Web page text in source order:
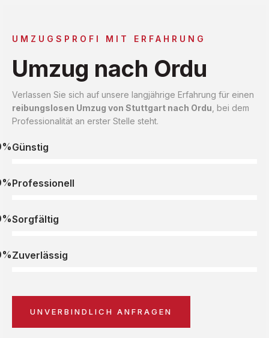
UMZUGSPROFI MIT ERFAHRUNG
Umzug nach Ordu
Verlassen Sie sich auf unsere langjährige Erfahrung für einen
reibungslosen Umzug von Stuttgart nach Ordu , bei dem
Professionalität an erster Stelle steht.
Günstig
Professionell
Sorgfältig
Zuverlässig
UNVERBINDLICH ANFRAGEN